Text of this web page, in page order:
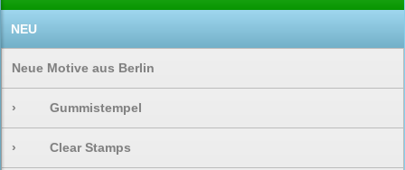
NEU
Neue Motive aus Berlin
› Gummistempel
› Clear Stamps